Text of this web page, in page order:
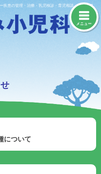
疾患の管理・治療・乳児検診・育児相談・予防接種
メニュー
について